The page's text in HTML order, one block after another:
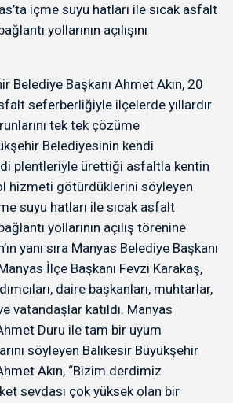
içme suyu hatları ile sıcak asfalt
yollarının açılışını
Belediye Başkanı Ahmet Akın, 20
seferberliğiyle ilçelerde yıllardır
tek tek çözüme
Belediyesinin kendi
plentleriyle ürettiği asfaltla kentin
hizmeti götürdüklerini söyleyen
suyu hatları ile sıcak asfalt
yollarının açılış törenine
yanı sıra Manyas Belediye Başkanı
İlçe Başkanı Fevzi Karakaş,
daire başkanları, muhtarlar,
vatandaşlar katıldı. Manyas
Duru ile tam bir uyum
söyleyen Balıkesir Büyükşehir
Akın, “Bizim derdimiz
sevdası çok yüksek olan bir